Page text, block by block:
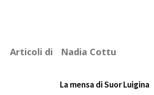
Articoli di Nadia Cottu
La mensa di Suor Luigina